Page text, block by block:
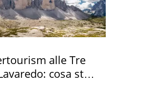
alle Tre
cosa sta